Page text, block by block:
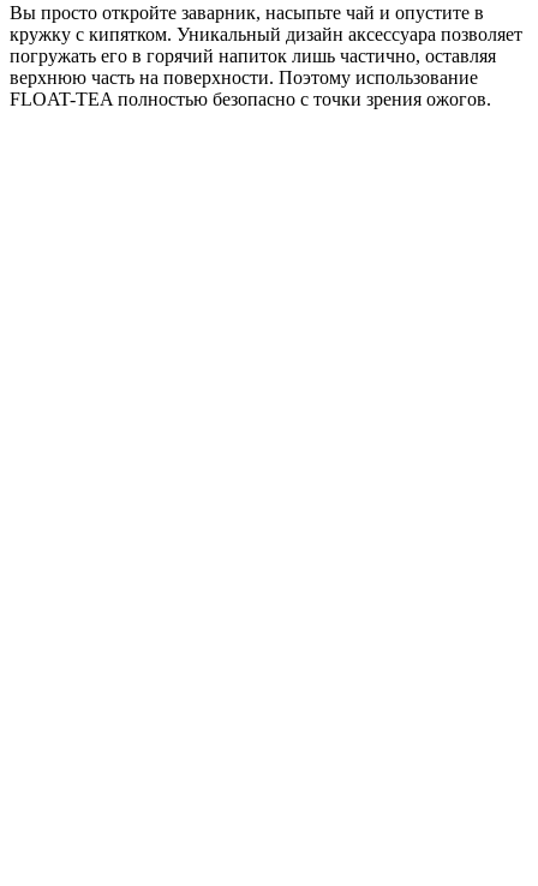
Вы просто откройте заварник, насыпьте чай и опустите в
кружку с кипятком. Уникальный дизайн аксессуара позволяет
погружать его в горячий напиток лишь частично, оставляя
верхнюю часть на поверхности. Поэтому использование
FLOAT-TEA полностью безопасно с точки зрения ожогов.